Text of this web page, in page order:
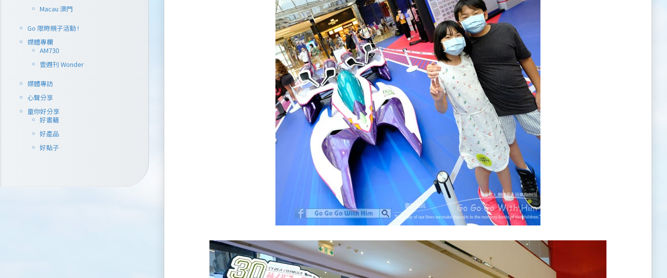
Macau 澳門
Go 限時親子活動 !
媒體專欄
AM730
壹週刊 Wonder
媒體專訪
心聲分享
童你好分享
好書籍
好產品
好點子